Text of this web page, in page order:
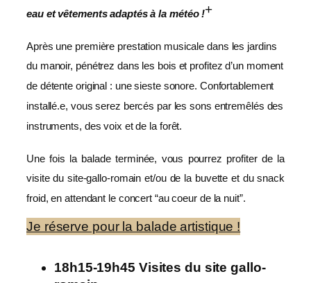
eau et vêtements adaptés à la météo !+
Après une première prestation musicale dans les jardins
du manoir, pénétrez dans les bois et profitez d’un moment
de détente original : une sieste sonore. Confortablement
installé.e, vous serez bercés par les sons entremêlés des
instruments, des voix et de la forêt.
Une fois la balade terminée, vous pourrez profiter de la
visite du site-gallo-romain et/ou de la buvette et du snack
froid, en attendant le concert “au coeur de la nuit”.
Je réserve pour la balade artistique !
18h15-19h45 Visites du site gallo-